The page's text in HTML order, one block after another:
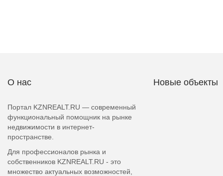
О нас
Портал KZNREALT.RU — современный
функциональный помощник на рынке
недвижимости в интернет-
пространстве.
Для профессионалов рынка и
собственников KZNREALT.RU - это
множество актуальных возможностей,
Новые объекты